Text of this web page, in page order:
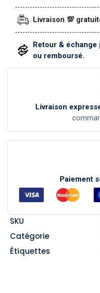
Livraison 💯
Retour &
ou remboursé.
Livraison
Paiement
SKU
Catégorie
Étiquettes